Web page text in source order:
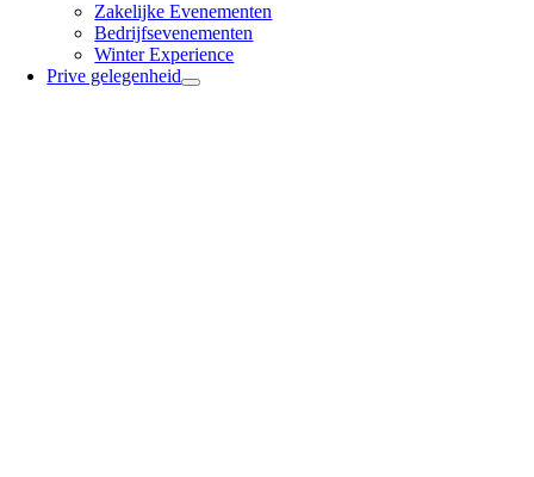
Zakelijke Evenementen
Bedrijfsevenementen
Winter Experience
Prive gelegenheid